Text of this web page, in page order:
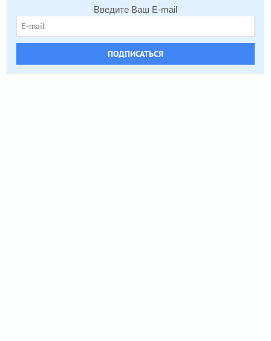
Введите Ваш E-mail
ПОДПИСАТЬСЯ